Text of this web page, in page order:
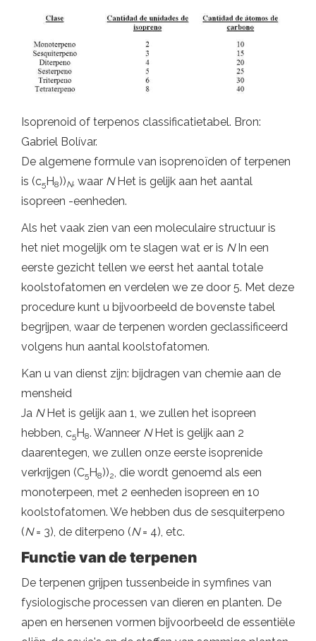
Isoprenoid of terpenos classificatietabel. Bron:
Gabriel Bolívar.
De algemene formule van isoprenoïden of terpenen
is (c5H8))N, waar NHet is gelijk aan het aantal
isopreen -eenheden.
Als het vaak zien van een moleculaire structuur is
het niet mogelijk om te slagen wat er is NIn een
eerste gezicht tellen we eerst het aantal totale
koolstofatomen en verdelen we ze door 5. Met deze
procedure kunt u bijvoorbeeld de bovenste tabel
begrijpen, waar de terpenen worden geclassificeerd
volgens hun aantal koolstofatomen.
Kan u van dienst zijn: bijdragen van chemie aan de
mensheid
Ja NHet is gelijk aan 1, we zullen het isopreen
hebben, c5H8. Wanneer NHet is gelijk aan 2
daarentegen, we zullen onze eerste isoprenide
verkrijgen (C5H8))2 , die wordt genoemd als een
monoterpeen, met 2 eenheden isopreen en 10
koolstofatomen. We hebben dus de sesquiterpeno
(N= 3), de diterpeno (N= 4), etc.
Functie van de terpenen
De terpenen grijpen tussenbeide in symfines van
fysiologische processen van dieren en planten. De
apen en hersenen vormen bijvoorbeeld de essentiële